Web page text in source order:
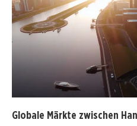
Globale Märkte zwischen